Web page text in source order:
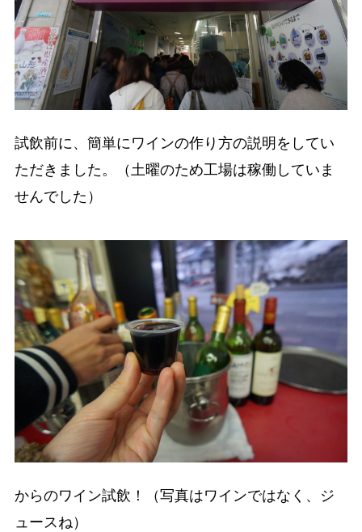
試飲前に、簡単にワインの作り方の説明をしてい
ただきました。（土曜のため工場は稼働していま
せんでした）
からのワイン試飲！（写真はワインではなく、ジ
ュースね）